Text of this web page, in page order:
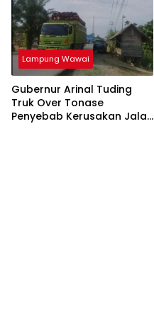
Lampung Wawai
Gubernur Arinal Tuding
Truk Over Tonase
Penyebab Kerusakan Jalan